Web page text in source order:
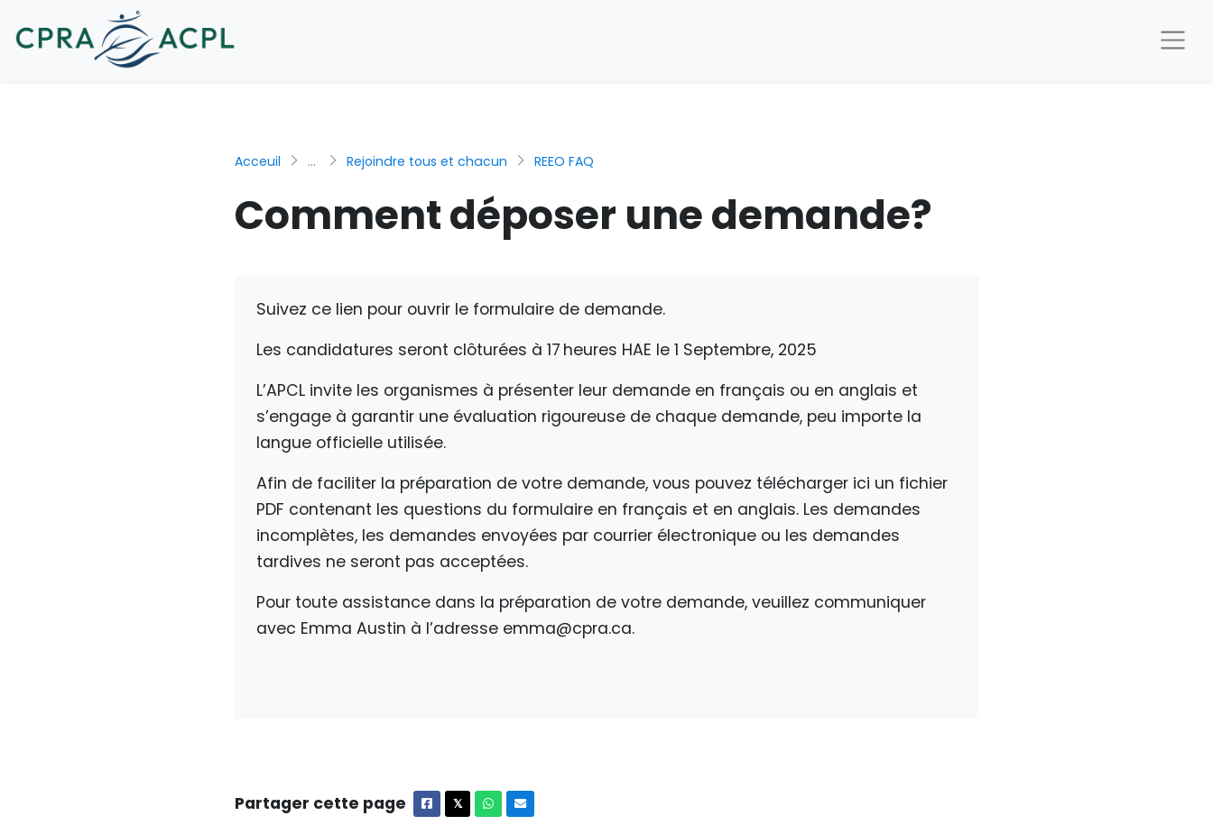
Acceuil ... Rejoindre tous et chacun REEO FAQ
Comment déposer une demande?
Suivez ce lien pour ouvrir le formulaire de demande.
Les candidatures seront clôturées à 17 heures HAE le 1 Septembre, 2025
L’APCL invite les organismes à présenter leur demande en français ou en anglais et
s’engage à garantir une évaluation rigoureuse de chaque demande, peu importe la
langue officielle utilisée.
Afin de faciliter la préparation de votre demande, vous pouvez télécharger ici un fichier
PDF contenant les questions du formulaire en français et en anglais. Les demandes
incomplètes, les demandes envoyées par courrier électronique ou les demandes
tardives ne seront pas acceptées.
Pour toute assistance dans la préparation de votre demande, veuillez communiquer
avec Emma Austin à l’adresse emma@cpra.ca.
Partager cette page Facebook
𝕏X Whatsapp
Courriel